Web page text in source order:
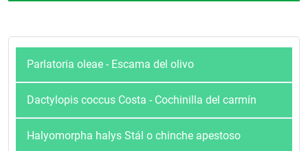
Parlatoria oleae - Escama del olivo
Dactylopis coccus Costa - Cochinilla del carmín
Halyomorpha halys Stál o chinche apestoso